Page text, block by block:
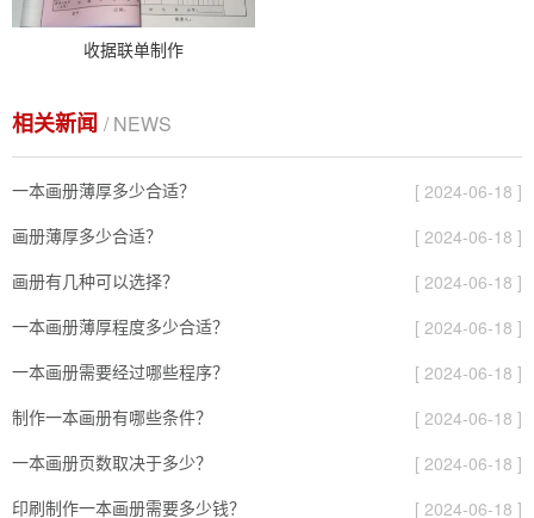
收据联单制作
相关新闻 / NEWS
[ 2024-06-18 ]
一本画册薄厚多少合适？
[ 2024-06-18 ]
画册薄厚多少合适？
[ 2024-06-18 ]
画册有几种可以选择？
[ 2024-06-18 ]
一本画册薄厚程度多少合适？
[ 2024-06-18 ]
一本画册需要经过哪些程序？
[ 2024-06-18 ]
制作一本画册有哪些条件？
[ 2024-06-18 ]
一本画册页数取决于多少？
[ 2024-06-18 ]
印刷制作一本画册需要多少钱？